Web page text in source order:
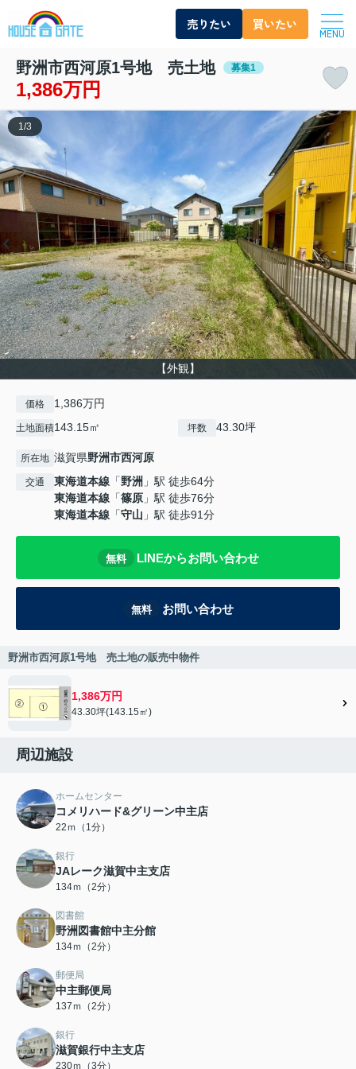
売りたい 買いたい
MENU
野洲市西河原1号地 売土地 募集1
1,386万円
【外観】
1 /3
価格 1,386万円
土地面積143.15㎡ 坪数 43.30坪
所在地 滋賀県野洲市西河原
交通 東海道本線 「野洲 」駅 徒歩64分
東海道本線 「篠原 」駅 徒歩76分
東海道本線 「守山 」駅 徒歩91分
無料 LINEからお問い合わせ
無料 お問い合わせ
野洲市西河原1号地 売土地の販売中物件
1,386万円
43.30坪(143.15㎡)
周辺施設
ホームセンター
コメリハード&グリーン中主店
22ｍ（1分）
銀行
JAレーク滋賀中主支店
134ｍ（2分）
図書館
野洲図書館中主分館
134ｍ（2分）
郵便局
中主郵便局
137ｍ（2分）
銀行
滋賀銀行中主支店
230ｍ（3分）